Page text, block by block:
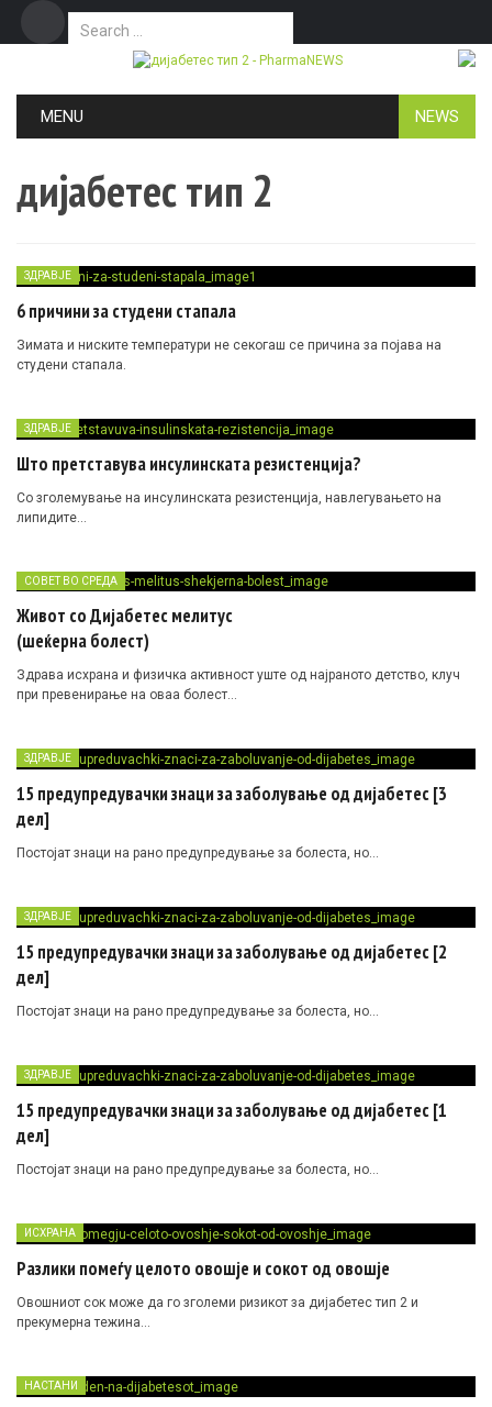
Search for:
MENU NEWS
дијабетес тип 2
ЗДРАВЈЕ
6 причини за студени стапала
Зимата и ниските температури не секогаш се причина за појава на
студени стапала.
ЗДРАВЈЕ
Што претставува инсулинската резистенција?
Со зголемување на инсулинската резистенција, навлегувањето на
липидите…
СОВЕТ ВО СРЕДА
Живот со Дијабетес мелитус
(шеќерна болест)
Здрава исхрана и физичка активност уште од најраното детство, клуч
при превенирање на оваа болест…
ЗДРАВЈЕ
15 предупредувачки знаци за заболување од дијабетес [3
дел]
Постојат знаци на рано предупредување за болеста, но…
ЗДРАВЈЕ
15 предупредувачки знаци за заболување од дијабетес [2
дел]
Постојат знаци на рано предупредување за болеста, но…
ЗДРАВЈЕ
15 предупредувачки знаци за заболување од дијабетес [1
дел]
Постојат знаци на рано предупредување за болеста, но…
ИСХРАНА
Разлики помеѓу целото овошје и сокот од овошје
Овошниот сок може да го зголеми ризикот за дијабетес тип 2 и
прекумерна тежина…
НАСТАНИ